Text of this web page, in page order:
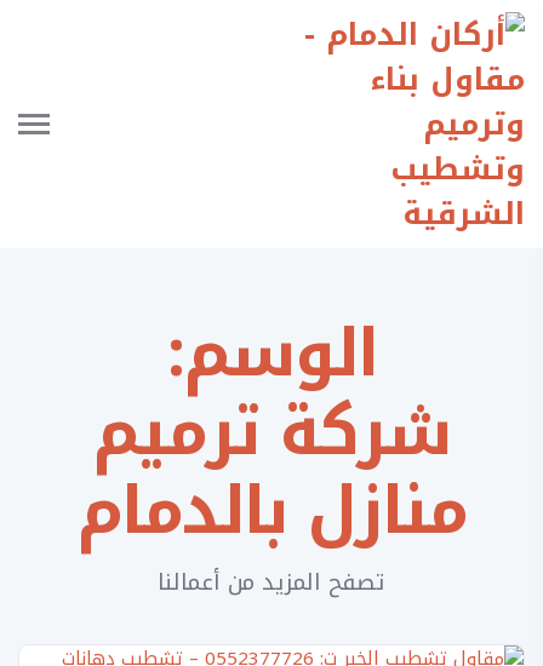
الوسم:
شركة ترميم
منازل بالدمام
تصفح المزيد من أعمالنا